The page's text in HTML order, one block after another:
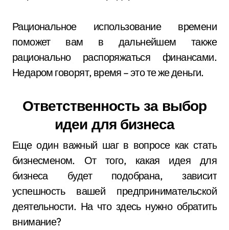
Рациональное использование времени
поможет вам в дальнейшем также
рационально распоряжаться финансами.
Недаром говорят, время – это те же деньги.
Ответственность за выбор
идеи для бизнеса
Еще один важный шаг в вопросе как стать
бизнесменом. От того, какая идея для
бизнеса будет подобрана, зависит
успешность вашей предпринимательской
деятельности. На что здесь нужно обратить
внимание?